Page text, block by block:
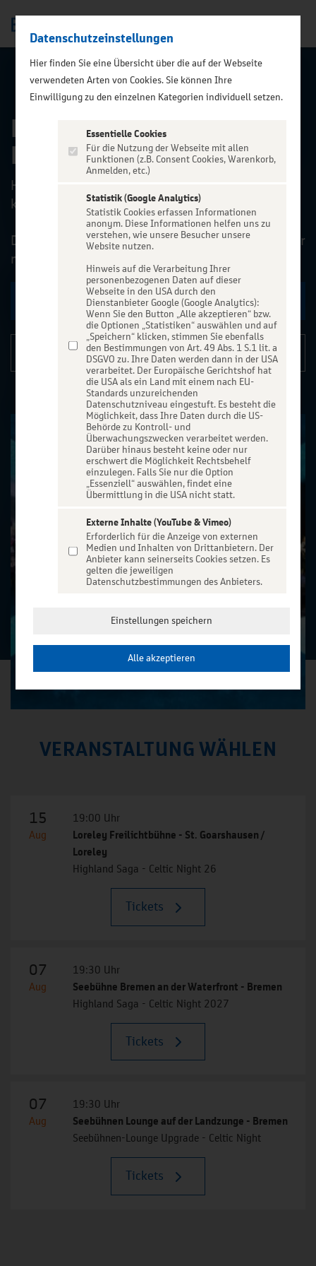
ALLE EVENTS
Highland Saga - Celtic
Night
Highland Saga – Celtic Night: Rock, Pop und
keltische Power unter freiem Himmel.
Die Highland Saga – Celtic Night bringt eines der
mitreißendsten Kon...
Zu den Terminen
Details
VERANSTALTUNG WÄHLEN
15
Aug
19:00 Uhr
Loreley Freilichtbühne - St. Goarshausen /
Loreley
Highland Saga - Celtic Night 26
Tickets
07
Aug
19:30 Uhr
Seebühne Bremen an der Waterfront - Bremen
Highland Saga - Celtic Night 2027
Tickets
07
Aug
19:30 Uhr
Seebühnen Lounge auf der Landzunge - Bremen
Seebühnen-Lounge Upgrade - Celtic Night
Tickets
Datenschutzeinstellungen
Hier finden Sie eine Übersicht über die auf der Webseite
verwendeten Arten von Cookies. Sie können Ihre
Einwilligung zu den einzelnen Kategorien individuell setzen.
Essentielle Cookies
Für die Nutzung der Webseite mit allen
Funktionen (z.B. Consent Cookies, Warenkorb,
Anmelden, etc.)
Statistik (Google Analytics)
Statistik Cookies erfassen Informationen
anonym. Diese Informationen helfen uns zu
verstehen, wie unsere Besucher unsere
Website nutzen.
Hinweis auf die Verarbeitung Ihrer
personenbezogenen Daten auf dieser
Webseite in den USA durch den
Dienstanbieter Google (Google Analytics):
Wenn Sie den Button „Alle akzeptieren“ bzw.
die Optionen „Statistiken“ auswählen und auf
„Speichern“ klicken, stimmen Sie ebenfalls
den Bestimmungen von Art. 49 Abs. 1 S.1 lit. a
DSGVO zu. Ihre Daten werden dann in der USA
verarbeitet. Der Europäische Gerichtshof hat
die USA als ein Land mit einem nach EU-
Standards unzureichenden
Datenschutzniveau eingestuft. Es besteht die
Möglichkeit, dass Ihre Daten durch die US-
Behörde zu Kontroll- und
Überwachungszwecken verarbeitet werden.
Darüber hinaus besteht keine oder nur
erschwert die Möglichkeit Rechtsbehelf
einzulegen. Falls Sie nur die Option
„Essenziell“ auswählen, findet eine
Übermittlung in die USA nicht statt.
Externe Inhalte (YouTube & Vimeo)
Erforderlich für die Anzeige von externen
Medien und Inhalten von Drittanbietern. Der
Anbieter kann seinerseits Cookies setzen. Es
gelten die jeweiligen
Datenschutzbestimmungen des Anbieters.
Einstellungen speichern
Alle akzeptieren